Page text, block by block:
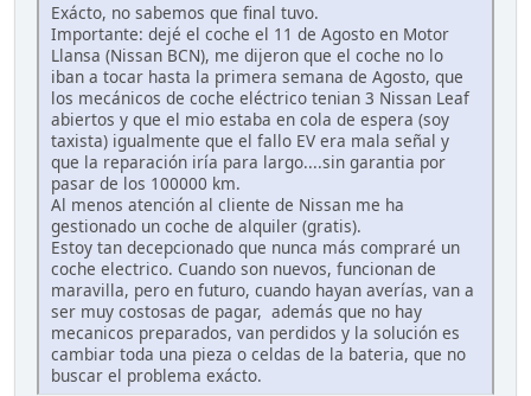
Exácto, no sabemos que final tuvo.
Importante: dejé el coche el 11 de Agosto en Motor
Llansa (Nissan BCN), me dijeron que el coche no lo
iban a tocar hasta la primera semana de Agosto, que
los mecánicos de coche eléctrico tenian 3 Nissan Leaf
abiertos y que el mio estaba en cola de espera (soy
taxista) igualmente que el fallo EV era mala señal y
que la reparación iría para largo....sin garantia por
pasar de los 100000 km.
Al menos atención al cliente de Nissan me ha
gestionado un coche de alquiler (gratis).
Estoy tan decepcionado que nunca más compraré un
coche electrico. Cuando son nuevos, funcionan de
maravilla, pero en futuro, cuando hayan averías, van a
ser muy costosas de pagar, además que no hay
mecanicos preparados, van perdidos y la solución es
cambiar toda una pieza o celdas de la bateria, que no
buscar el problema exácto.